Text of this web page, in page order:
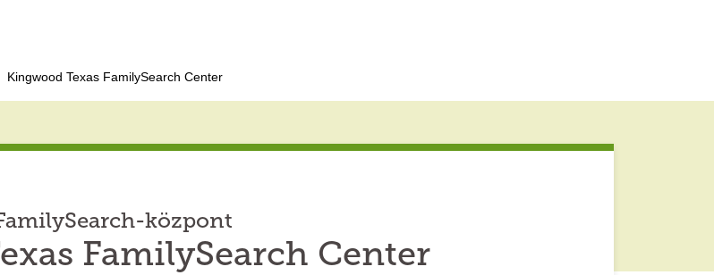
Kingwood Texas FamilySearch Center
központ
FamilySearch Center